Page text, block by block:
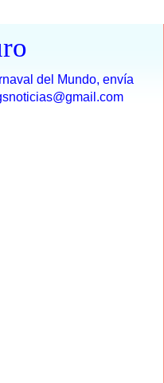
del Mundo, envía